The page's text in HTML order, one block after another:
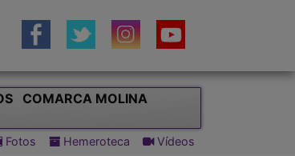
COMARCA MOLINA
Fotos Hemeroteca Vídeos